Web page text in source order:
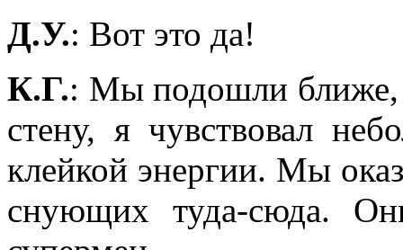
Д.У.: Вот это да!
К.Г.: Мы подошли ближе,
стену, я чувствовал
клейкой энергии. Мы
снующих туда-сюда.